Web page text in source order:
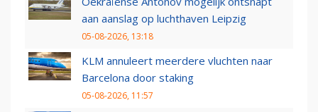
aan aanslag op luchthaven Leipzig
05-08-2026, 13:18
KLM annuleert meerdere vluchten naar
Barcelona door staking
05-08-2026, 11:57